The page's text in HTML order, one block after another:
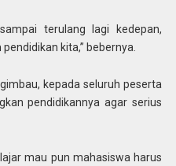
terulang lagi kedepan,
kita,” bebernya.
kepada seluruh peserta
pendidikannya agar serius
mau pun mahasiswa harus